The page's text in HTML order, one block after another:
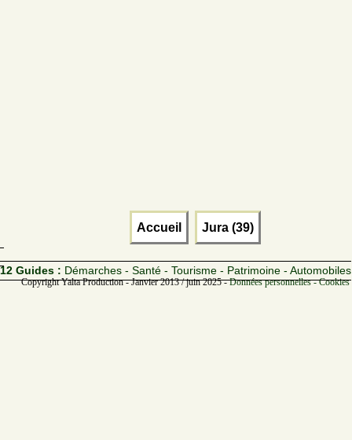
Accueil Jura (39)
12 Guides : Démarches - Santé - Tourisme - Patrimoine - Automobiles
Copyright Yalta Production - Janvier 2013 / juin 2025 -Données personnelles -